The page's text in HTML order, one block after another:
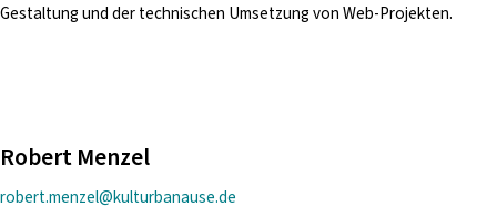
Gestaltung und der technischen Umsetzung von Web-Projekten.
Robert Menzel
robert.menzel@kulturbanause.de